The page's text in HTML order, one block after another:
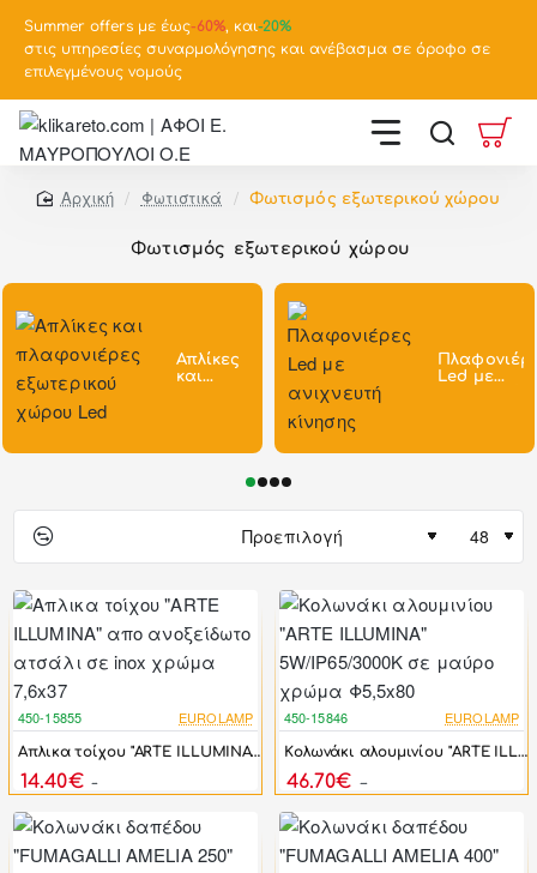
Summer offers με έως-60%, και-20%
στις υπηρεσίες συναρμολόγησης και ανέβασμα σε όροφο σε
επιλεγμένους νομούς
home
Φωτιστικά Φωτισμός εξωτερικού χώρου
Φωτισμός εξωτερικού χώρου
Απλίκες
και
Led με
-17%
450-15855 EUROLAMP
Aπλικα τοίχου "ARTE ILLUMINA" απο ανοξείδωτο ατσάλι σε inox χρώμα 7,6x37
14.40€
-17%
450-15846 EUROLAMP
Kολωνάκι αλουμινίου "ARTE ILLUMINA" 5W/IP65/3000K σε μαύρο χρώμα Φ5,5x80
46.70€